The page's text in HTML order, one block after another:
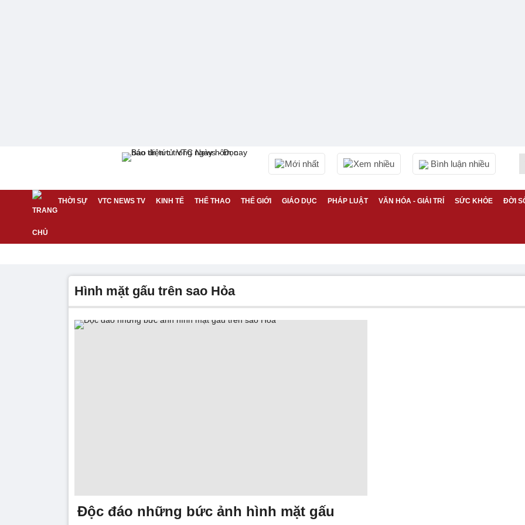
Mới nhất Xem nhiều Bình luận nhiều
THỜI SỰ VTC NEWS TV KINH TẾ THỂ THAO THẾ GIỚI GIÁO DỤC PHÁP LUẬT VĂN HÓA - GIẢI TRÍ SỨC KHỎE ĐỜI
hình mặt gấu trên sao Hỏa
Độc đáo những bức ảnh hình mặt gấu